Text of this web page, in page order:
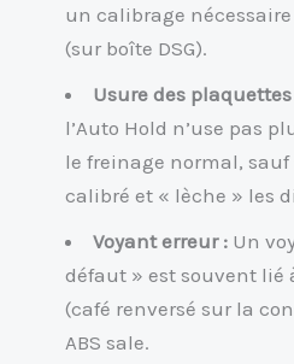
un calibrage
(sur boîte DSG).
Usure des plaquettes
l’Auto Hold n’use pas
le freinage normal, sauf
calibré et « lèche » les
Voyant erreur : Un
défaut » est souvent lié
(café renversé sur la
ABS sale.